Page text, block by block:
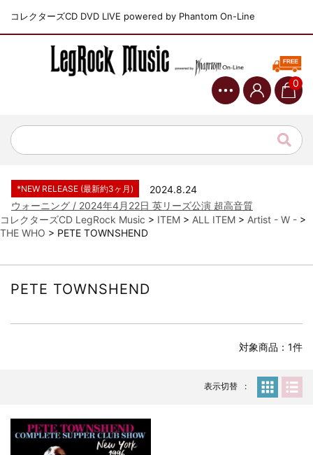
コレクターズCD DVD LIVE powered by Phantom On-Line
0
ジャーニー / 1979年5月8+9日 コロラド州 2公演 SBD 完全収録！
*NEW RELEASE (最新約3ヶ月)
2024.11.9
*NEW RELEASE (最新約3ヶ月)
2024.8.24
ウォーニング / 2024年4月22日 英リーズ公演 超高音質
IEM+Aud！
*NEW RELEASE (最新約3ヶ月)
収録！
*NEW RELEASE (最新約3ヶ月)
スコーピオンズ / 2024年6月15日 リスボン公演 FHD 完全収録！
マネスキン / 2024年6月9日 ドイツ ROCK AM RING 公演 FHD 完
リアム・ギャラガー / 2024年6月1日 英国シェフィールド公演 完
コレクターズCD LegRock Music > ITEM > ALL ITEM > Artist - W - >
THE WHO > PETE TOWNSHEND
PETE TOWNSHEND
対象商品：1件
表示切替